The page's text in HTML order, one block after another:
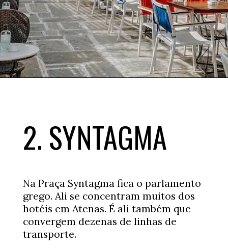
Na Praça Syntagma fica o parlamento
grego. Ali se concentram muitos dos
hotéis em Atenas. É ali também que
convergem dezenas de linhas de
transporte.
2. SYNTAGMA